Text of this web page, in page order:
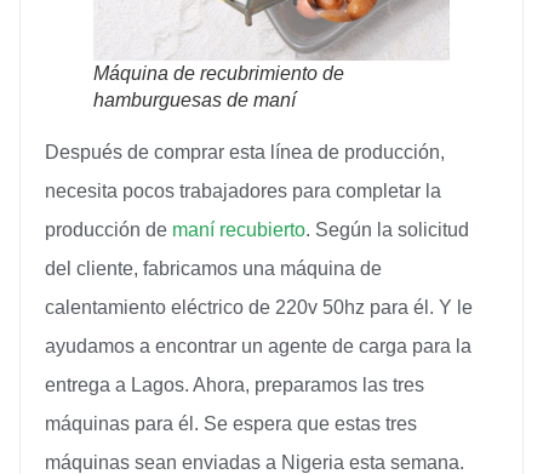
Máquina de recubrimiento de
hamburguesas de maní
Después de comprar esta línea de producción,
necesita pocos trabajadores para completar la
producción de maní recubierto. Según la solicitud
del cliente, fabricamos una máquina de
calentamiento eléctrico de 220v 50hz para él. Y le
ayudamos a encontrar un agente de carga para la
entrega a Lagos. Ahora, preparamos las tres
máquinas para él. Se espera que estas tres
máquinas sean enviadas a Nigeria esta semana.